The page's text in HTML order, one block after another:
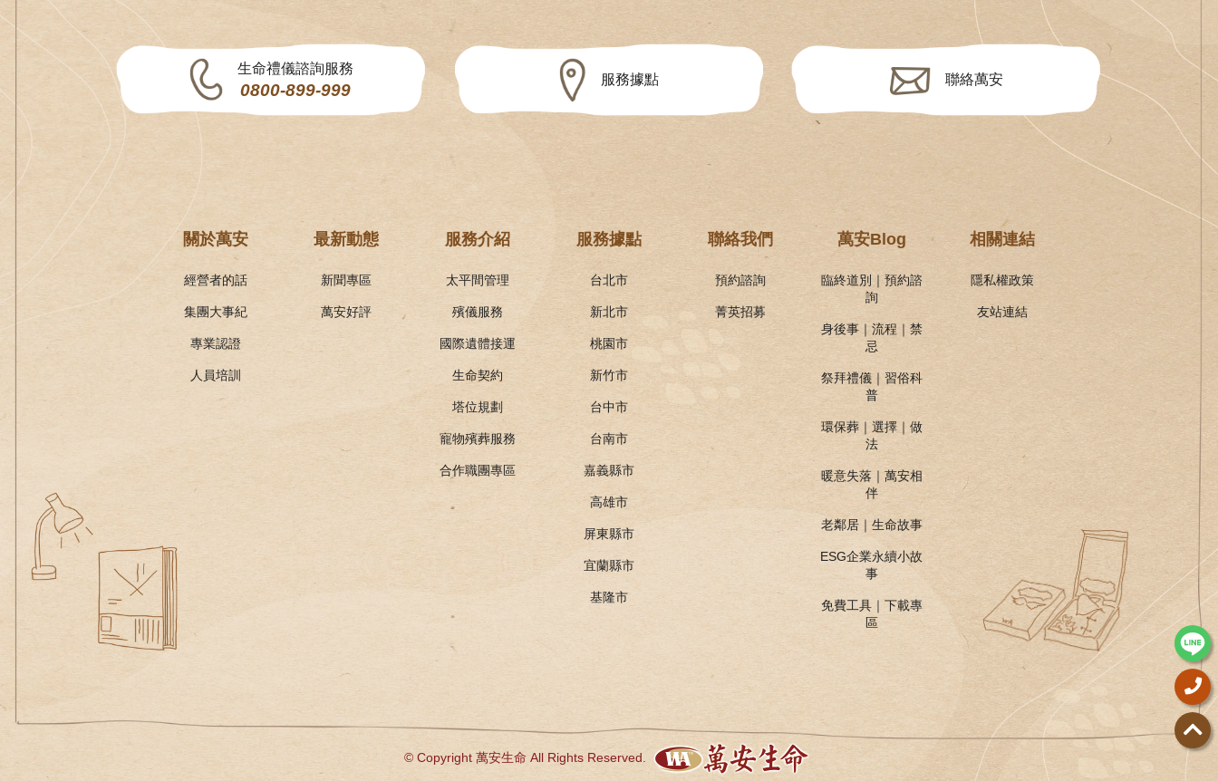
生命禮儀諮詢服務
0800-899-999
服務據點 聯絡萬安
關於萬安
經營者的話
集團大事紀
專業認證
人員培訓
最新動態
新聞專區
萬安好評
服務介紹
太平間管理
殯儀服務
國際遺體接運
生命契約
塔位規劃
寵物殯葬服務
合作職團專區
服務據點
台北市
新北市
桃園市
新竹市
台中市
台南市
嘉義縣市
高雄市
屏東縣市
宜蘭縣市
基隆市
聯絡我們
預約諮詢
菁英招募
萬安Blog
臨終道別｜預約諮
詢
身後事｜流程｜禁
忌
祭拜禮儀｜習俗科
普
環保葬｜選擇｜做
法
暖意失落｜萬安相
伴
老鄰居｜生命故事
ESG企業永續小故
事
免費工具｜下載專
區
相關連結
隱私權政策
友站連結
© Copyright 萬安生命 All Rights Reserved.